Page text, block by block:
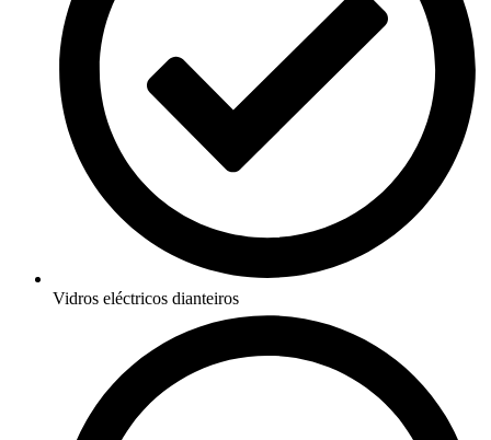
Vidros eléctricos dianteiros